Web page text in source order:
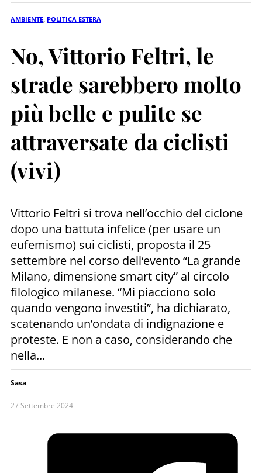
AMBIENTE POLITICA ESTERA
No, Vittorio Feltri, le
strade sarebbero molto
più belle e pulite se
attraversate da ciclisti
(vivi)
Vittorio Feltri si trova nell’occhio del ciclone
dopo una battuta infelice (per usare un
eufemismo) sui ciclisti, proposta il 25
settembre nel corso dell‘evento “La grande
Milano, dimensione smart city” al circolo
filologico milanese. “Mi piacciono solo
quando vengono investiti”, ha dichiarato,
scatenando un’ondata di indignazione e
proteste. E non a caso, considerando che
nella...
Sasa
27 Settembre 2024